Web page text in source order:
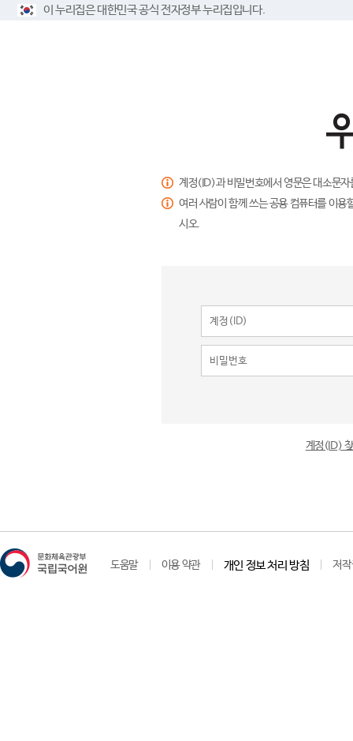
이 누리집은 대한민국 공식 전자정부 누리집입니다.
계정(ID)과 비밀번호에서 영문은 대소문
여러 사람이 함께 쓰는 공용 컴퓨터를 이
시오.
계정(ID)
도움말 이용 약관 개인 정보 처리 방침 저